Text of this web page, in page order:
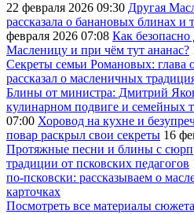
22 февраля 2026 09:30 Другая
рассказала о банановых блинах и
февраля 2026 07:08 Как
Масленицу и при чём тут ананас?
Секреты семьи Романовых: глава
рассказал о масленичных
Блины от министра: Дмитрий
кулинарном подвиге и семейных
07:00 Хоровод на кухне и
повар раскрыл свои секреты 16
Протяжные песни и блины с
традиции от псковских педагогов
по-псковски: рассказываем о
карточках
Посмотреть все материалы